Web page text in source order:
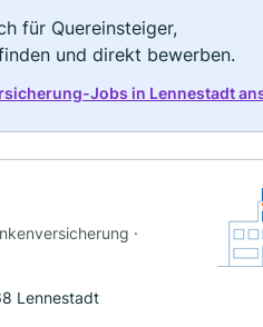
für Quereinsteiger,
und direkt bewerben.
Jobs in Lennestadt
·
Lennestadt